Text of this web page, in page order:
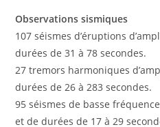
Observations sismiques
107 séismes d’éruptions
durées de 31 à 78 secondes.
27 tremors harmoniques
durées de 26 à 283 secondes.
95 séismes de basse
et de durées de 17 à 29